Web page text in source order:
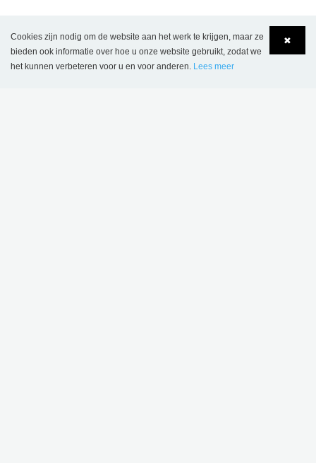
ANDERE PROJECTEN ✖
Cookies zijn nodig om de website aan het werk te krijgen, maar ze
bieden ook informatie over hoe u onze website gebruikt, zodat we
het kunnen verbeteren voor u en voor anderen. Lees meer